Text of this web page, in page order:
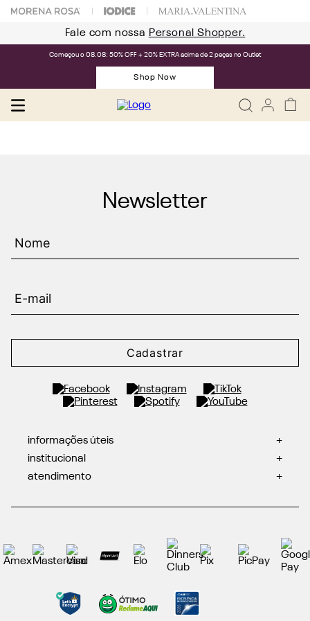
Fale com nossa Personal Shopper.
Começou o 08.08: 50% OFF + 20% EXTRA acima de 2 peças no Outlet
Shop Now
Newsletter
Cadastrar
informações úteis
+
institucional
+
atendimento
+